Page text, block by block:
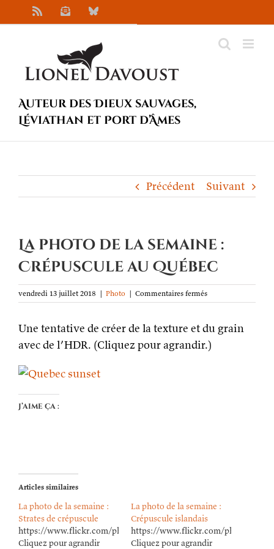
au
NewsletterBluesky
Auteur des Dieux sauvages,
Léviathan et Port d’Âmes
Précédent Suivant
La photo de la semaine :
Crépuscule au Québec
vendredi 13 juillet 2018 | Photo | Commentaires ferméssur
La
de
semaine :
Une tentative de créer de la texture et du grain
avec de l’HDR. (Cliquez pour agrandir.)
J’aime ça :
Articles similaires
La photo de la semaine :
Strates de crépuscule
https://www.flickr.com/photos/lioneldavoust/52018044772/in/
Cliquez pour agrandir
La photo de la semaine :
Crépuscule islandais
https://www.flickr.com/photos/
Cliquez pour agrandir